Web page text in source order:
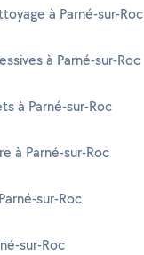
à Parné-sur-Roc
à Parné-sur-Roc
à Parné-sur-Roc
à Parné-sur-Roc
sur-Roc
sur-Roc